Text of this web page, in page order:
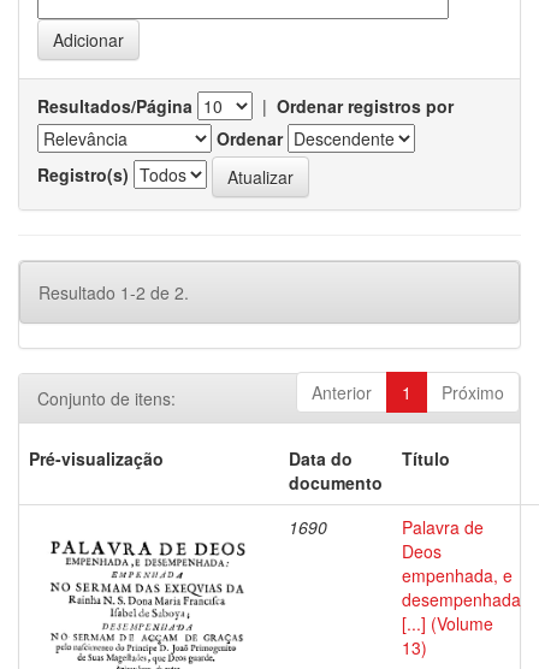
Resultados/Página | Ordenar registros por
Ordenar
Registro(s)
Resultado 1-2 de 2.
Anterior 1 Próximo
Conjunto de itens:
Pré-visualização
Data do
documento
Título
1690
Palavra de
Deos
empenhada, e
desempenhada
[...] (Volume
13)